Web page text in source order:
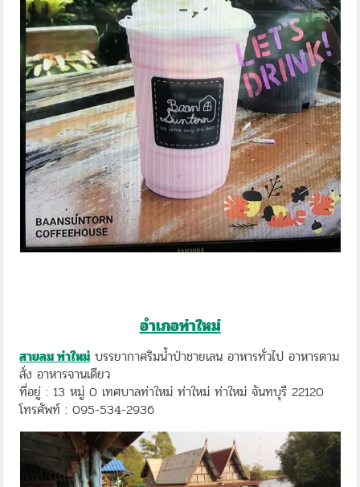
อำเภอท่าใหม่
สายลม ท่าใหม่ บรรยากาศริมน้ำป่าชายเลน อาหารทั่วไป อาหารตาม
สั่ง อาหารจานเดียว
ที่อยู่ : 13 หมู่ 0 เทศบาลท่าใหม่ ท่าใหม่ ท่าใหม่ จันทบุรี 22120
โทรศัพท์ : 095-534-2936